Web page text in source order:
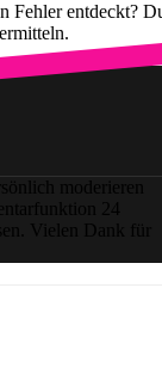
Fehler entdeckt?
moderieren
24
Vielen Dank für